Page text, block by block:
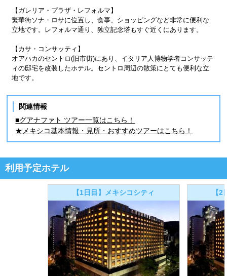
【ガレリア・プラザ・レフォルマ】
繁華街ソナ・ロサに位置し、食事、ショッピングなど非常に便利な
立地です。レフォルマ通り、独立記念塔もすぐ近くにあります。
【カサ・コンサッティ】
オアハカのセントロ(旧市街)にあり、イタリア人博物学者コンサッテ
ィの邸宅を改装したホテル。セントロ周辺の散策にとても便利な立
地です。
関連情報
■グアナファト ツアー一覧はこちら！
★メキシコ基本情報・見所・おすすめツアーはこちら！
利用予定ホテル
【1日目】メキシコシティ 【